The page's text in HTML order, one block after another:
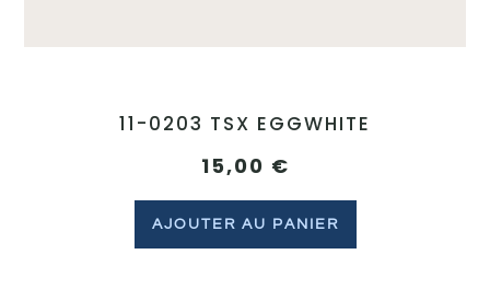
11-0203 TSX EGGWHITE
15,00 €
AJOUTER AU PANIER